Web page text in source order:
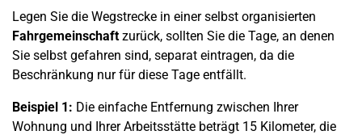
Legen Sie die Wegstrecke in einer selbst organisierten
Fahrgemeinschaftzurück, sollten Sie die Tage, an denen
Sie selbst gefahren sind, separat eintragen, da die
Beschränkung nur für diese Tage entfällt.
Beispiel 1: Die einfache Entfernung zwischen Ihrer
Wohnung und Ihrer Arbeitsstätte beträgt 15 Kilometer, die